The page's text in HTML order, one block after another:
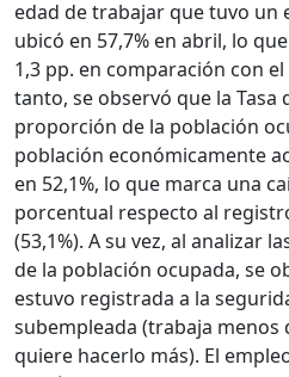
edad de trabajar que tuvo un
ubicó en 57,7% en abril, lo
1,3 pp. en comparación con
tanto, se observó que la Tasa
proporción de la población
población económicamente
en 52,1%, lo que marca una
porcentual respecto al
(53,1%). A su vez, al analizar
de la población ocupada, se
estuvo registrada a la
subempleada (trabaja menos
quiere hacerlo más). El